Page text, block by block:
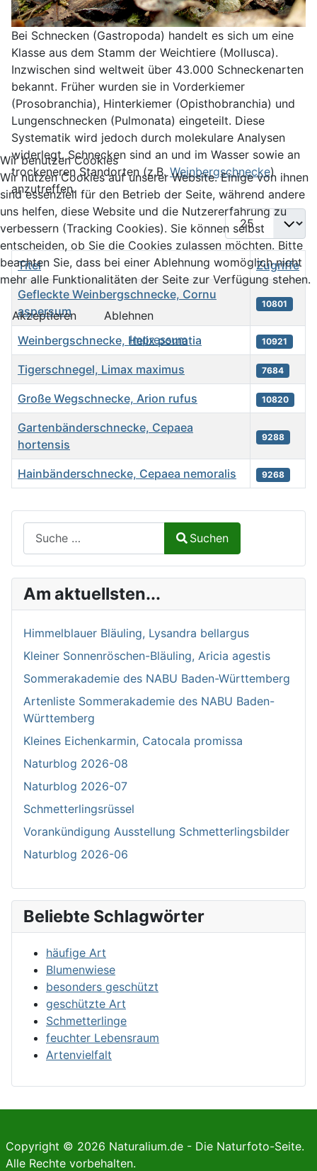
Bei Schnecken (Gastropoda) handelt es sich um eine
Klasse aus dem Stamm der Weichtiere (Mollusca).
Inzwischen sind weltweit über 43.000 Schneckenarten
bekannt. Früher wurden sie in Vorderkiemer
(Prosobranchia), Hinterkiemer (Opisthobranchia) und
Lungenschnecken (Pulmonata) eingeteilt. Diese
Systematik wird jedoch durch molekulare Analysen
widerlegt. Schnecken sind an und im Wasser sowie an
trockeneren Standorten (z.B. Weinbergschnecke)
anzutreffen.
Anzeige #
Titel Zugriffe
Gefleckte Weinbergschnecke, Cornu
aspersum
10801
Weinbergschnecke, Helix pomatia 10921
Tigerschnegel, Limax maximus 7684
Große Wegschnecke, Arion rufus 10820
Gartenbänderschnecke, Cepaea
hortensis
9288
Hainbänderschnecke, Cepaea nemoralis 9268
Suchen
Am aktuellsten...
Himmelblauer Bläuling, Lysandra bellargus
Kleiner Sonnenröschen-Bläuling, Aricia agestis
Sommerakademie des NABU Baden-Württemberg
Artenliste Sommerakademie des NABU Baden-
Württemberg
Kleines Eichenkarmin, Catocala promissa
Naturblog 2026-08
Naturblog 2026-07
Schmetterlingsrüssel
Vorankündigung Ausstellung Schmetterlingsbilder
Naturblog 2026-06
Beliebte Schlagwörter
häufige Art
Blumenwiese
besonders geschützt
geschützte Art
Schmetterlinge
feuchter Lebensraum
Artenvielfalt
Copyright © 2026 Naturalium.de - Die Naturfoto-Seite.
Alle Rechte vorbehalten.
Wir benutzen Cookies
Wir nutzen Cookies auf unserer Website. Einige von ihnen
sind essenziell für den Betrieb der Seite, während andere
uns helfen, diese Website und die Nutzererfahrung zu
verbessern (Tracking Cookies). Sie können selbst
entscheiden, ob Sie die Cookies zulassen möchten. Bitte
beachten Sie, dass bei einer Ablehnung womöglich nicht
mehr alle Funktionalitäten der Seite zur Verfügung stehen.
Akzeptieren
Ablehnen
Impressum